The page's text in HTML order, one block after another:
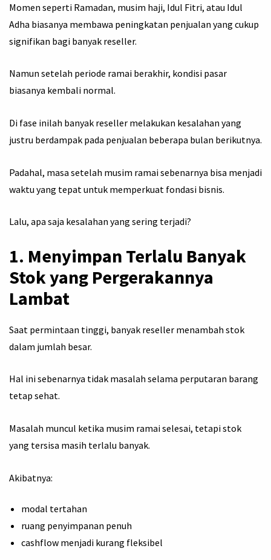
Momen seperti Ramadan, musim haji, Idul Fitri, atau Idul
Adha biasanya membawa peningkatan penjualan yang cukup
signifikan bagi banyak reseller.
Namun setelah periode ramai berakhir, kondisi pasar
biasanya kembali normal.
Di fase inilah banyak reseller melakukan kesalahan yang
justru berdampak pada penjualan beberapa bulan berikutnya.
Padahal, masa setelah musim ramai sebenarnya bisa menjadi
waktu yang tepat untuk memperkuat fondasi bisnis.
Lalu, apa saja kesalahan yang sering terjadi?
1. Menyimpan Terlalu Banyak
Stok yang Pergerakannya
Lambat
Saat permintaan tinggi, banyak reseller menambah stok
dalam jumlah besar.
Hal ini sebenarnya tidak masalah selama perputaran barang
tetap sehat.
Masalah muncul ketika musim ramai selesai, tetapi stok
yang tersisa masih terlalu banyak.
Akibatnya:
modal tertahan
ruang penyimpanan penuh
cashflow menjadi kurang fleksibel